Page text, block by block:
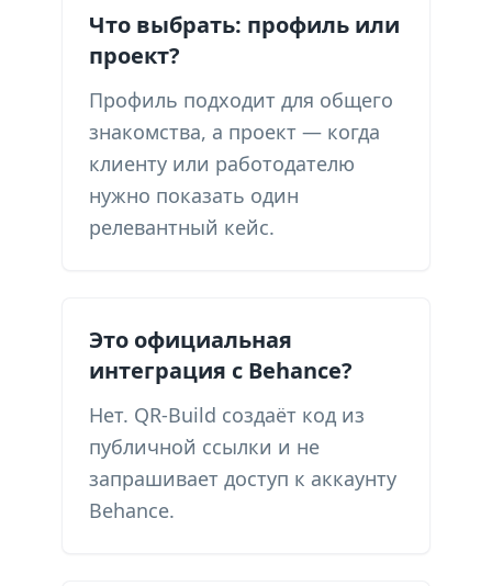
Что выбрать: профиль или
проект?
Профиль подходит для общего
знакомства, а проект — когда
клиенту или работодателю
нужно показать один
релевантный кейс.
Это официальная
интеграция с Behance?
Нет. QR-Build создаёт код из
публичной ссылки и не
запрашивает доступ к аккаунту
Behance.